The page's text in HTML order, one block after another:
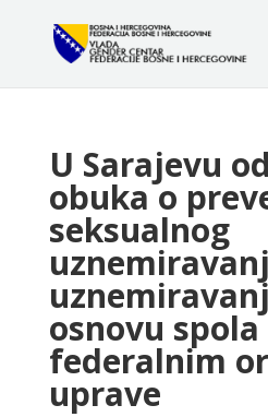
U Sarajevu
obuka o
seksualnog
osnovu spola
federalnim
uprave